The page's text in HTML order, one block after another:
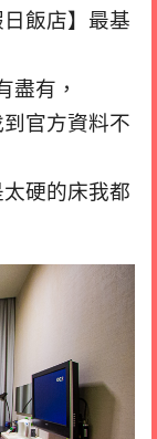
飯店】最基
盡有，
官方資料不
硬的床我都